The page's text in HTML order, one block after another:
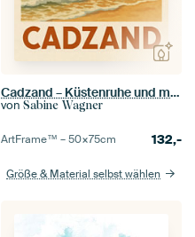
Cadzand – Küstenruhe und maritime Weite
von Sabine Wagner
ArtFrame™ –50×75cm 132,-
Größe & Material selbst wählen